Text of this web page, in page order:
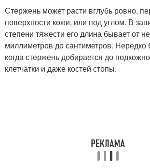
Стержень может расти вглубь ровно,
поверхности кожи, или под углом. В
степени тяжести его длина бывает от
миллиметров до сантиметров. Нередко
когда стержень добирается до
клетчатки и даже костей стопы.